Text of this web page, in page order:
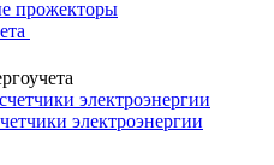
прожекторы
электроэнергии
электроэнергии